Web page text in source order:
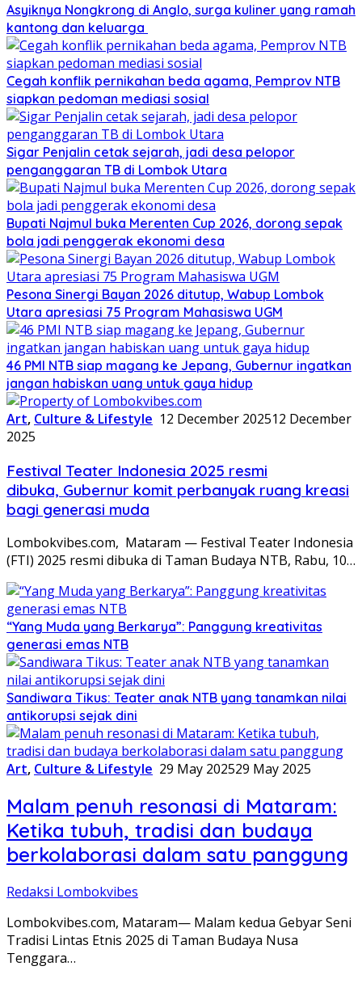
Asyiknya Nongkrong di Anglo, surga kuliner yang ramah
kantong dan keluarga
Cegah konflik pernikahan beda agama, Pemprov NTB
siapkan pedoman mediasi sosial
Sigar Penjalin cetak sejarah, jadi desa pelopor
penganggaran TB di Lombok Utara
Bupati Najmul buka Merenten Cup 2026, dorong sepak
bola jadi penggerak ekonomi desa
Pesona Sinergi Bayan 2026 ditutup, Wabup Lombok
Utara apresiasi 75 Program Mahasiswa UGM
46 PMI NTB siap magang ke Jepang, Gubernur ingatkan
jangan habiskan uang untuk gaya hidup
Art, Culture & Lifestyle 12 December 202512 December
2025
Festival Teater Indonesia 2025 resmi
dibuka, Gubernur komit perbanyak ruang kreasi
bagi generasi muda
Lombokvibes.com, Mataram — Festival Teater Indonesia
(FTI) 2025 resmi dibuka di Taman Budaya NTB, Rabu, 10…
“Yang Muda yang Berkarya”: Panggung kreativitas
generasi emas NTB
Sandiwara Tikus: Teater anak NTB yang tanamkan nilai
antikorupsi sejak dini
Art, Culture & Lifestyle 29 May 202529 May 2025
Malam penuh resonasi di Mataram:
Ketika tubuh, tradisi dan budaya
berkolaborasi dalam satu panggung
Redaksi Lombokvibes
Lombokvibes.com, Mataram— Malam kedua Gebyar Seni
Tradisi Lintas Etnis 2025 di Taman Budaya Nusa
Tenggara…